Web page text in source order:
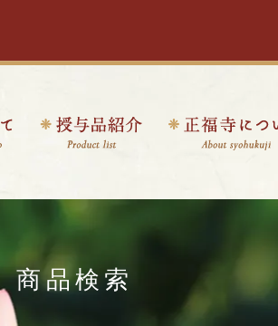
商品検索